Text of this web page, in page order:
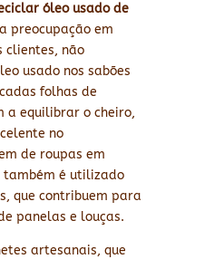
óleo usado de
preocupação em
clientes, não
usado nos sabões
folhas de
a equilibrar o cheiro,
no
de roupas em
também é utilizado
que contribuem para
panelas e louças.
artesanais, que